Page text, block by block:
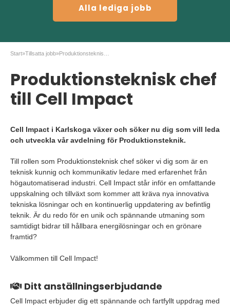
Alla lediga jobb
Start»Tillsatta jobb»
Produktionsteknisk chef
till Cell Impact
Cell Impact i Karlskoga växer och söker nu dig som vill leda
och utveckla vår avdelning för Produktionsteknik.
Till rollen som Produktionsteknisk chef söker vi dig som är en
teknisk kunnig och kommunikativ ledare med erfarenhet från
högautomatiserad industri. Cell Impact står inför en omfattande
uppskalning och tillväxt som kommer att kräva nya innovativa
tekniska lösningar och en kontinuerlig uppdatering av befintlig
teknik. Är du redo för en unik och spännande utmaning som
samtidigt bidrar till hållbara energilösningar och en grönare
framtid?
Välkommen till Cell Impact!
Ditt anställningserbjudande
Cell Impact erbjuder dig ett spännande och fartfyllt uppdrag med